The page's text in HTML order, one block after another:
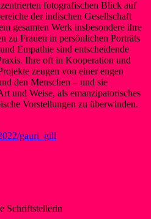
fotografischen Blick auf
der indischen Gesellschaft
gesamten Werk insbesondere ihre
zu Frauen in persönlichen Porträts
Empathie sind entscheidende
Ihre oft in Kooperation und
zeugen von einer engen
den Menschen – und sie
und Weise, als emanzipatorisches
Vorstellungen zu überwinden.
gauri_gill
Schriftstellerin